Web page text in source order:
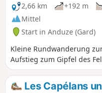
2,66 km
+192 m
Mittel
Start in Anduze (Gard)
Kleine Rundwanderung
Aufstieg zum Gipfel des
Les Capélans